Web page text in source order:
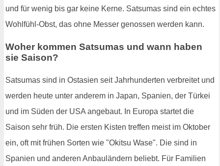
und für wenig bis gar keine Kerne. Satsumas sind ein echtes
Wohlfühl-Obst, das ohne Messer genossen werden kann.
Woher kommen Satsumas und wann haben
sie Saison?
Satsumas sind in Ostasien seit Jahrhunderten verbreitet und
werden heute unter anderem in Japan, Spanien, der Türkei
und im Süden der USA angebaut. In Europa startet die
Saison sehr früh. Die ersten Kisten treffen meist im Oktober
ein, oft mit frühen Sorten wie "Okitsu Wase". Die sind in
Spanien und anderen Anbauländern beliebt. Für Familien